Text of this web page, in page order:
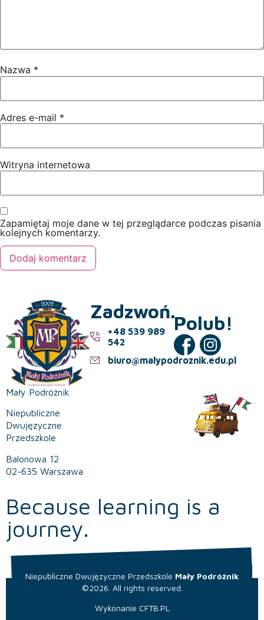
Nazwa *
Adres e-mail *
Witryna internetowa
Zapamiętaj moje dane w tej przeglądarce podczas pisania
kolejnych komentarzy.
Mały Podróżnik
Niepubliczne
Dwujęzyczne
Przedszkole
Balonowa 12
02-635 Warszawa
Zadzwoń.
+48 539 989
542
biuro@malypodroznik.edu.pl
Polub!
Because learning is a
journey.
Niepubliczne Dwujęzyczne Przedszkole Mały Podróżnik
©2026. All rights reserved.
Wykonanie CFTB.PL